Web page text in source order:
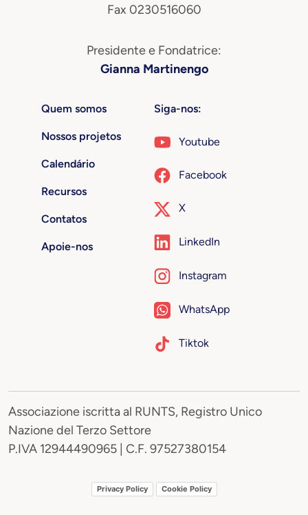
Fax 0230516060
Presidente e Fondatrice:
Gianna Martinengo
Quem somos
Nossos projetos
Calendário
Recursos
Contatos
Apoie-nos
Siga-nos:
Youtube
Facebook
X
LinkedIn
Instagram
WhatsApp
Tiktok
Associazione iscritta al RUNTS, Registro Unico
Nazione del Terzo Settore
P.IVA 12944490965 | C.F. 97527380154
Privacy Policy Cookie Policy